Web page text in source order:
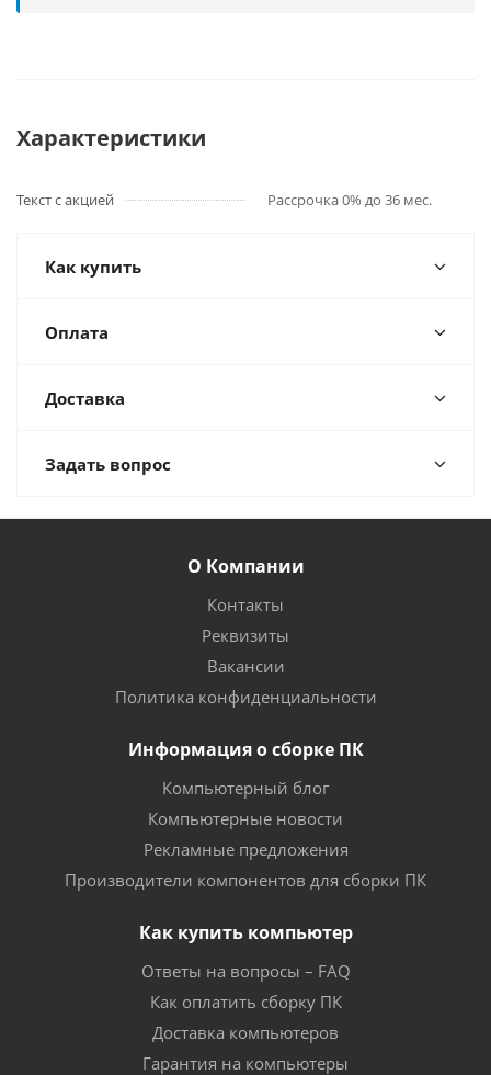
Характеристики
Текст с акцией Рассрочка 0% до 36 мес.
Как купить
Оплата
Доставка
Задать вопрос
О Компании
Контакты
Реквизиты
Вакансии
Политика конфиденциальности
Информация о сборке ПК
Компьютерный блог
Компьютерные новости
Рекламные предложения
Производители компонентов для сборки ПК
Как купить компьютер
Ответы на вопросы – FAQ
Как оплатить сборку ПК
Доставка компьютеров
Гарантия на компьютеры